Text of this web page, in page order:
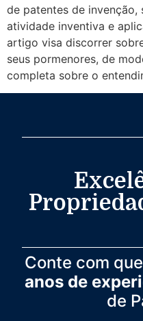
de patentes de invenção,
atividade inventiva e
artigo visa discorrer
seus pormenores, de
completa sobre o
Conte com
anos de
de